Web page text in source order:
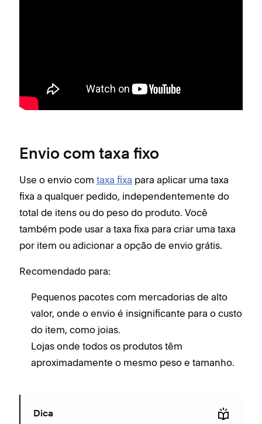
Envio com taxa fixo
Use o envio com taxa fixa para aplicar uma taxa
fixa a qualquer pedido, independentemente do
total de itens ou do peso do produto. Você
também pode usar a taxa fixa para criar uma taxa
por item ou adicionar a opção de envio grátis.
Recomendado para:
Pequenos pacotes com mercadorias de alto
valor, onde o envio é insignificante para o custo
do item, como joias.
Lojas onde todos os produtos têm
aproximadamente o mesmo peso e tamanho.
Dica